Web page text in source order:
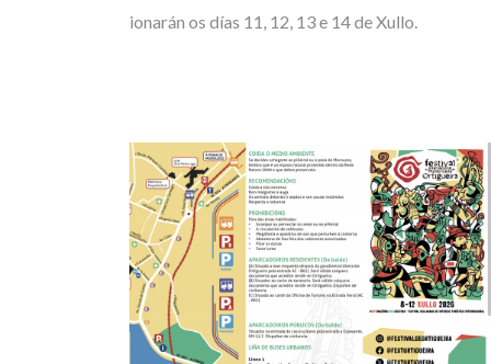
Os postos funcionarán os días 11, 12, 13 e 14 de Xullo.